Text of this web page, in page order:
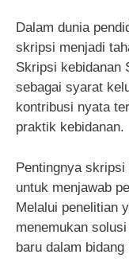
Dalam dunia
skripsi menjadi
Skripsi kebidanan
sebagai syarat
kontribusi nyata
praktik kebidanan.
Pentingnya
untuk menjawab
Melalui penelitian
menemukan
baru dalam bidang